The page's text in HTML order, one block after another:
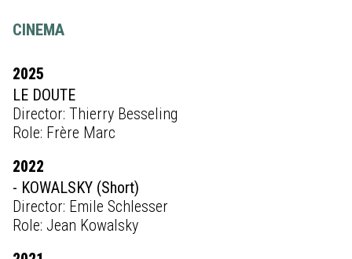
CINEMA
2025
LE DOUTE
Director: Thierry Besseling
Role: Frère Marc
2022
- KOWALSKY (Short)
Director: Emile Schlesser
Role: Jean Kowalsky